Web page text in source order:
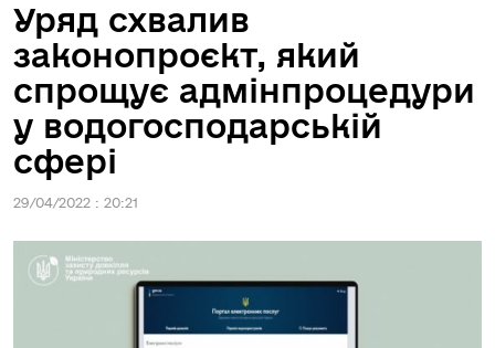
Уряд схвалив
законопроєкт, який
спрощує адмінпроцедури
у водогосподарській
сфері
29/04/2022 : 20:21